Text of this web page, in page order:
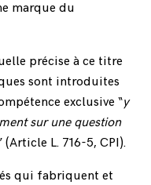
marque du
précise à ce titre
sont introduites
exclusive “y
sur une question
(Article L. 716-5, CPI).
qui fabriquent et